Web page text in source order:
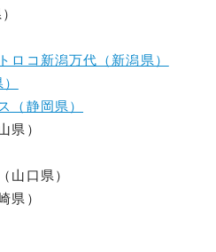
ロコ新潟万代（新潟県）
（静岡県）
県）
山口県）
県）